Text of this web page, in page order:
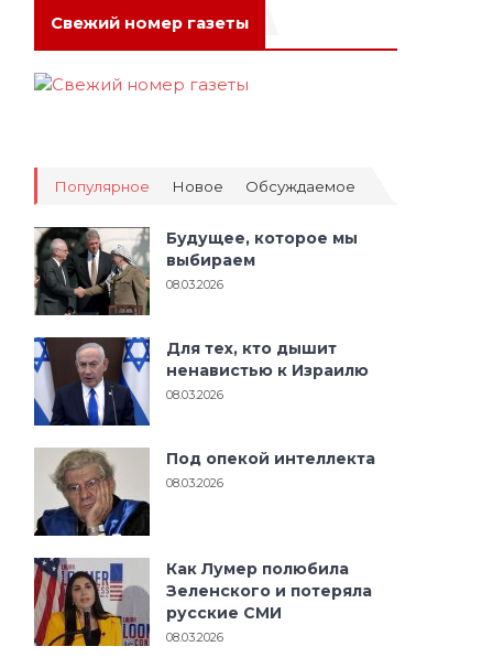
Свежий номер газеты
Популярное Новое Обсуждаемое
Будущее, которое мы
выбираем
08.03.2026
Для тех, кто дышит
ненавистью к Израилю
08.03.2026
Под опекой интеллекта
08.03.2026
Как Лумер полюбила
Зеленского и потеряла
русские СМИ
08.03.2026